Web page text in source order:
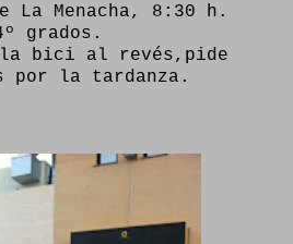
La Menacha, 8:30 h.
grados.
la bici al revés,pide
por la tardanza.